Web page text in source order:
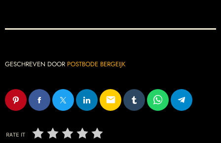
GESCHREVEN DOOR POSTBODE BERGEIJK
email
RATE IT